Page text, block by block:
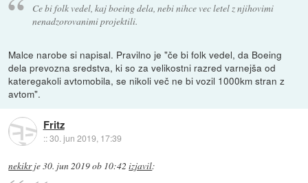
Ce bi folk vedel, kaj boeing dela, nebi nihce vec letel z njihovimi
nenadzorovanimi projektili.
Malce narobe si napisal. Pravilno je "če bi folk vedel, da Boeing
dela prevozna sredstva, ki so za velikostni razred varnejša od
kateregakoli avtomobila, se nikoli več ne bi vozil 1000km stran z
avtom".
Fritz
::30. jun 2019, 17:39
nekikrje30. jun 2019 ob 10:42 izjavil: